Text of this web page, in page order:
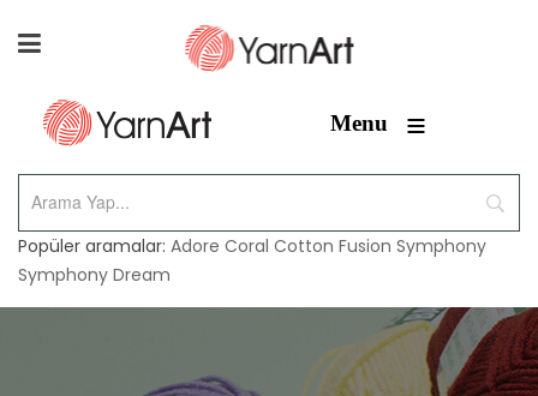
Menu ≡
Popüler aramalar: Adore Coral Cotton Fusion Symphony
Symphony Dream